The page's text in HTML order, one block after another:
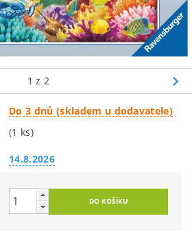
1 z 2
Do 3 dnů (skladem u dodavatele)
(1 ks)
14.8.2026